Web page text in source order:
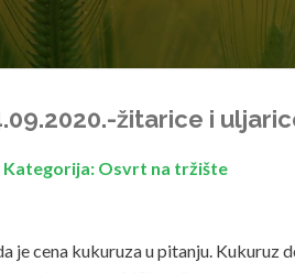
žitarice i
Kategorija: Osvrt na tržište
je cena kukuruza u pitanju. Kukuruz